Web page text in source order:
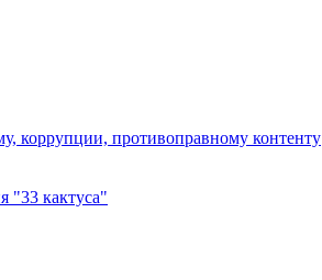
коррупции, противоправному контенту
"33 кактуса"